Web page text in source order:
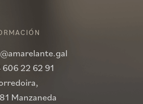
606 22 62 91
Manzaneda